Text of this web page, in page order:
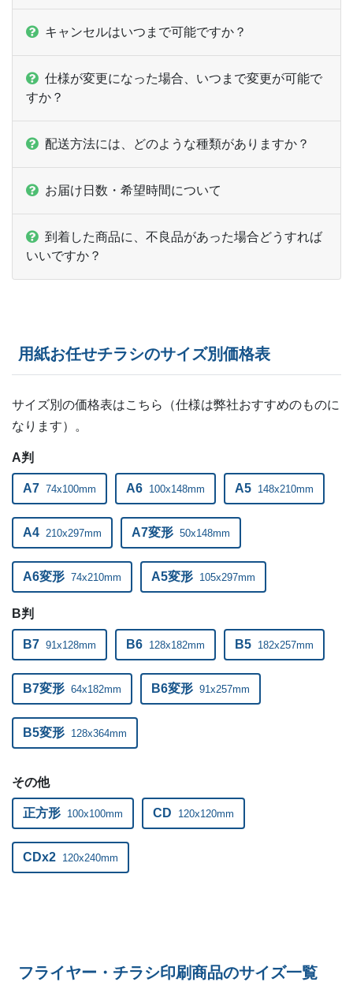
キャンセルはいつまで可能ですか？
仕様が変更になった場合、いつまで変更が可能で
すか？
配送方法には、どのような種類がありますか？
お届け日数・希望時間について
到着した商品に、不良品があった場合どうすれば
いいですか？
用紙お任せチラシのサイズ別価格表
サイズ別の価格表はこちら（仕様は弊社おすすめのものに
なります）。
A判
A7 74x100mm A6 100x148mm A5 148x210mm
A4 210x297mm A7変形 50x148mm
A6変形 74x210mm A5変形 105x297mm
B判
B7 91x128mm B6 128x182mm B5 182x257mm
B7変形 64x182mm B6変形 91x257mm
B5変形 128x364mm
その他
正方形 100x100mm CD 120x120mm
CDx2 120x240mm
フライヤー・チラシ印刷商品のサイズ一覧